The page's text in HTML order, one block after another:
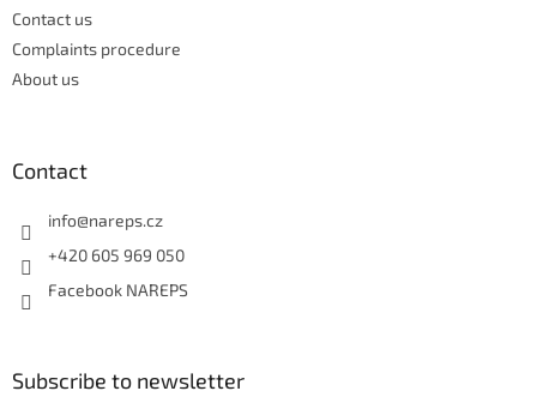
Contact us
Complaints procedure
About us
Contact
info@nareps.cz
+420 605 969 050
Facebook NAREPS
Subscribe to newsletter